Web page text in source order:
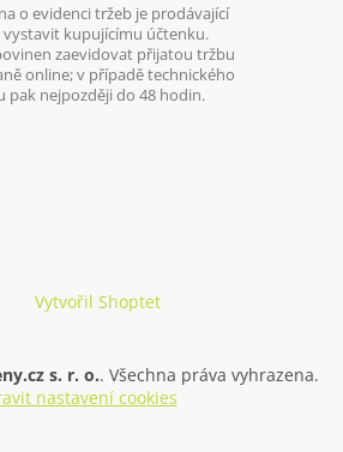
o evidenci tržeb je prodávající
kupujícímu účtenku.
zaevidovat přijatou tržbu
online; v případě technického
pak nejpozději do 48 hodin.
Vytvořil Shoptet
s. r. o.. Všechna práva vyhrazena.
nastavení cookies